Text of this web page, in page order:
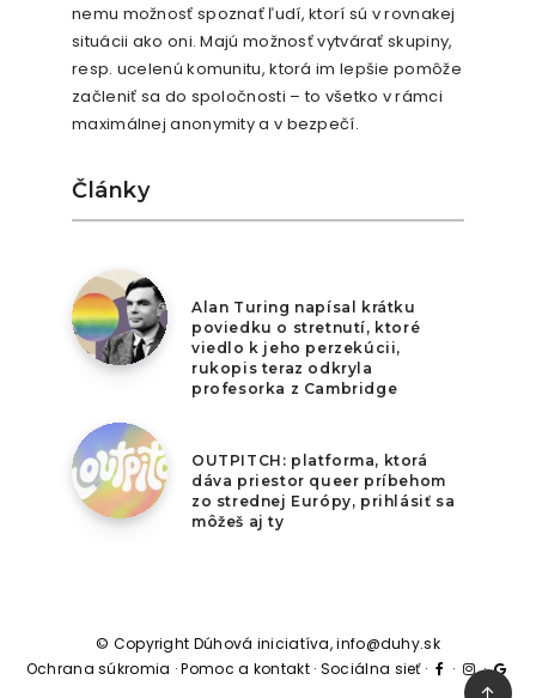
nemu možnosť spoznať ľudí, ktorí sú v rovnakej
situácii ako oni. Majú možnosť vytvárať skupiny,
resp. ucelenú komunitu, ktorá im lepšie pomôže
začleniť sa do spoločnosti – to všetko v rámci
maximálnej anonymity a v bezpečí.
Články
Alan Turing napísal krátku
poviedku o stretnutí, ktoré
viedlo k jeho perzekúcii,
rukopis teraz odkryla
profesorka z Cambridge
OUTPITCH: platforma, ktorá
dáva priestor queer príbehom
zo strednej Európy, prihlásiť sa
môžeš aj ty
© Copyright Dúhová iniciatíva, info@duhy.sk
Ochrana súkromia ·Pomoc a kontakt· Sociálna sieť· · ·